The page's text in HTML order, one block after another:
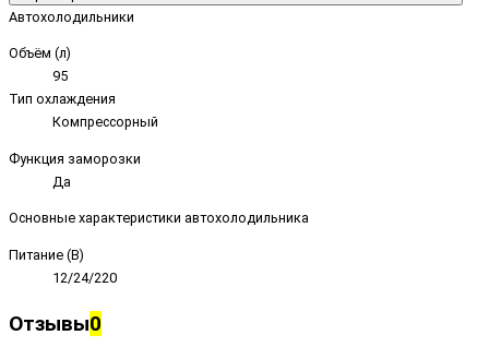
Автохолодильники
Объём (л)
95
Тип охлаждения
Компрессорный
Функция заморозки
Да
Основные характеристики автохолодильника
Питание (В)
12/24/220
Отзывы0